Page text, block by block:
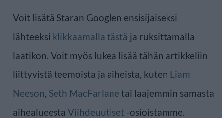
Voit lisätä Staran Googlen ensisijaiseksi
lähteeksi klikkaamalla tästä ja ruksittamalla
laatikon. Voit myös lukea lisää tähän artikkeliin
liittyvistä teemoista ja aiheista, kuten Liam
Neeson, Seth MacFarlane tai laajemmin samasta
aihealueesta Viihdeuutiset -osioistamme.